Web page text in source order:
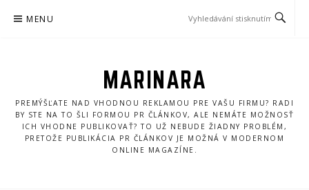
MENU
MARINARA
PREMÝŠĽATE NAD VHODNOU REKLAMOU PRE VAŠU FIRMU? RADI
BY STE NA TO ŠLI FORMOU PR ČLÁNKOV, ALE NEMÁTE MOŽNOSŤ
ICH VHODNE PUBLIKOVAŤ? TO UŽ NEBUDE ŽIADNY PROBLÉM,
PRETOŽE PUBLIKÁCIA PR ČLÁNKOV JE MOŽNÁ V MODERNOM
ONLINE MAGAZÍNE.